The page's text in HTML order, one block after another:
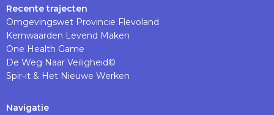
Linkedinpagina
Recente trajecten
Omgevingswet Provincie Flevoland
Kernwaarden Levend Maken
One Health Game
De Weg Naar Veiligheid©
Spir-it & Het Nieuwe Werken
Navigatie